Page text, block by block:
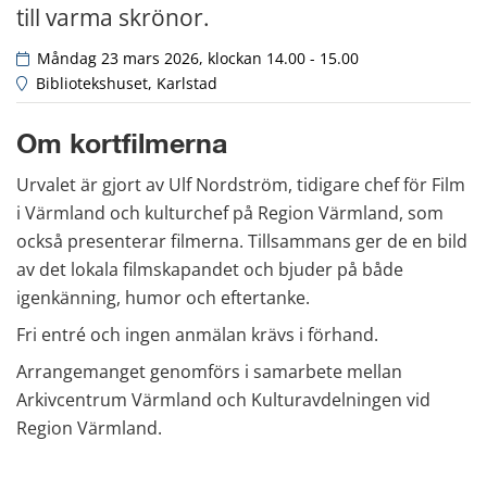
till varma skrönor.
Måndag 23 mars 2026, klockan 14.00 - 15.00
Bibliotekshuset, Karlstad
Om kortfilmerna
Urvalet är gjort av Ulf Nordström, tidigare chef för Film
i Värmland och kulturchef på Region Värmland, som
också presenterar filmerna. Tillsammans ger de en bild
av det lokala filmskapandet och bjuder på både
igenkänning, humor och eftertanke.
Fri entré och ingen anmälan krävs i förhand.
Arrangemanget genomförs i samarbete mellan
Arkivcentrum Värmland och Kulturavdelningen vid
Region Värmland.